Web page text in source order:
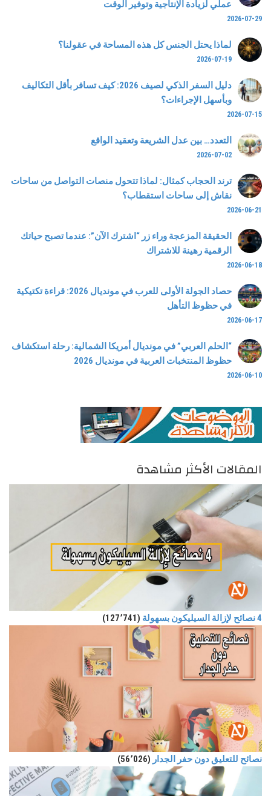
عملي لزيادة الإنتاجية وتوفير الوقت
2026-07-29
لماذا يحتل الجنس كل هذه المساحة في عقولنا؟
2026-07-19
دليل السفر الذكي لصيف 2026: كيف تسافر بأقل التكاليف
وبأسهل الإجراءات؟
2026-07-15
التعدد… بين عدل الشريعة وتعقيد الواقع
2026-07-02
ترند الحجاب كمثال: لماذا تتحول منصات التواصل من ساحات
نقاش إلى ساحات استقطاب؟
2026-06-21
الحقيقة المزعجة وراء زر “اشترك الآن”: عندما تصبح حياتك
الرقمية رهينة للاشتراك
2026-06-18
حصاد الجولة الأولى للعرب في مونديال 2026: قراءة تكتيكية
في حظوظ التأهل
2026-06-17
“الحلم العربي” في مونديال أمريكا الشمالية: رحلة استكشاف
حظوظ المنتخبات العربية في مونديال 2026
2026-06-10
المقالات الأكثر مشاهدة
4 نصائح لإزالة السيليكون بسهولة (127٬741)
نصائح للتعليق دون حفر الجدار (56٬026)